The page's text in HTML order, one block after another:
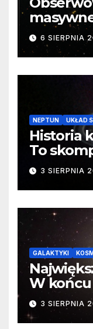
samego
cenne
6 SIERPNIA
NEPTUN UKŁAD
Historia
To
3 SIERPNIA
GALAKTYKI
W
3 SIERPNIA